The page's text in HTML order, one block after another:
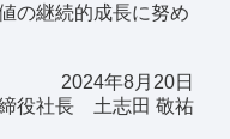
の継続的成長に努め
2024年8月20日
役社長 土志田 敬祐